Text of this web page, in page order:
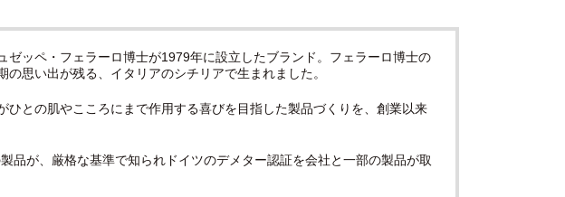
ゼッペ・フェラーロ博士が1979年に設立したブランド。フェラーロ博士の
思い出が残る、イタリアのシチリアで生まれました。
との肌やこころにまで作用する喜びを目指した製品づくりを、創業以来
品が、厳格な基準で知られドイツのデメター認証を会社と一部の製品が取